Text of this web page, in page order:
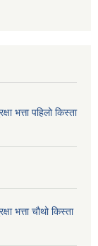
भत्ता पहिलो किस्ता
भत्ता चौथो किस्ता